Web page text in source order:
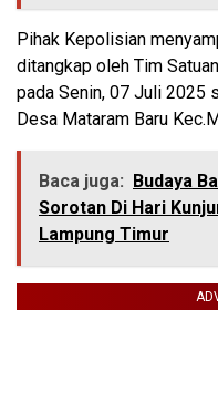
Pihak Kepolisian
ditangkap oleh Tim
pada Senin, 07 Juli 2025
Desa Mataram Baru
Baca juga:
Budaya
Sorotan Di Hari
Lampung Timur